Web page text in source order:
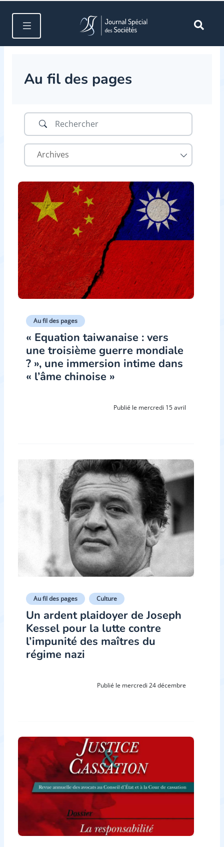
Au fil des pages
Au fil des pages
« Equation taiwanaise : vers
une troisième guerre mondiale
? », une immersion intime dans
« l’âme chinoise »
Publié le mercredi 15 avril
Au fil des pages Culture
Un ardent plaidoyer de Joseph
Kessel pour la lutte contre
l’impunité des maîtres du
régime nazi
Publié le mercredi 24 décembre